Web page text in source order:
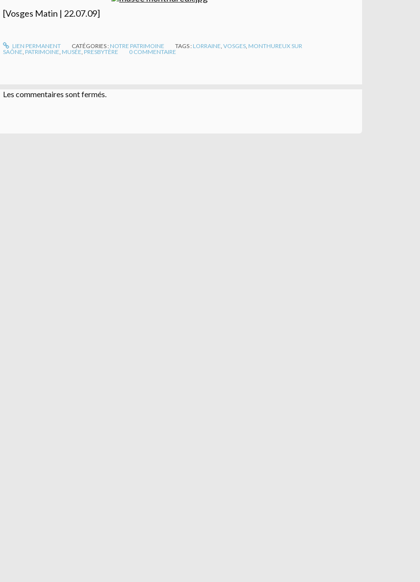
[Vosges Matin | 22.07.09]
LIEN PERMANENT CATÉGORIES : NOTRE PATRIMOINE TAGS : LORRAINE ,VOSGES MONTHUREUX SUR
SAÔNE PATRIMOINE MUSÉE PRESBYTÈRE 0 COMMENTAIRE
Les commentaires sont fermés.